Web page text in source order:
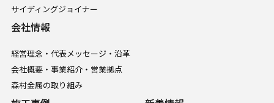
サイディングジョイナー
会社情報
経営理念・代表メッセージ・沿革
会社概要・事業紹介・営業拠点
森村金属の取り組み